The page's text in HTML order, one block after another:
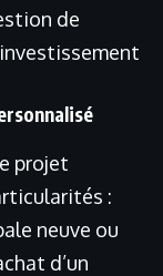
de
projet
:
neuve ou
d’un